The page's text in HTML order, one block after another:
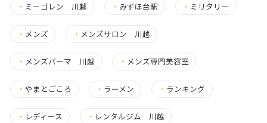
・ ミーゴレン 川越 ・ みずほ台駅 ・ ミリタリー
・ メンズ ・ メンズサロン 川越
・ メンズパーマ 川越 ・ メンズ専門美容室
・ やまとごころ ・ ラーメン ・ ランキング
・ レディース ・ レンタルジム 川越